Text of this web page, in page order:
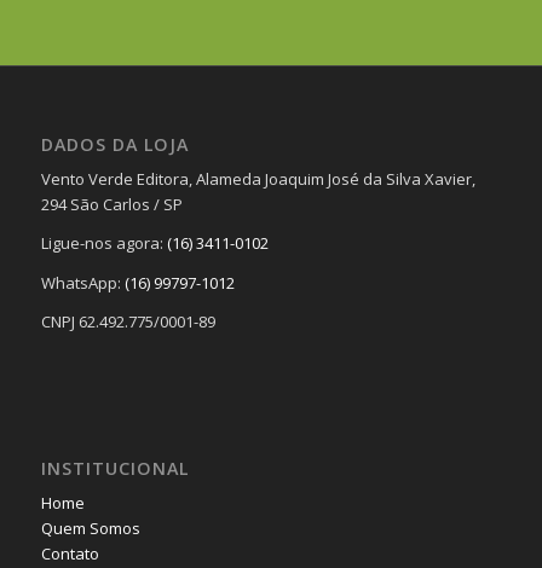
DADOS DA LOJA
Vento Verde Editora, Alameda Joaquim José da Silva Xavier,
294 São Carlos / SP
Ligue-nos agora: (16) 3411-0102
WhatsApp: (16) 99797-1012
CNPJ 62.492.775/0001-89
INSTITUCIONAL
Home
Quem Somos
Contato